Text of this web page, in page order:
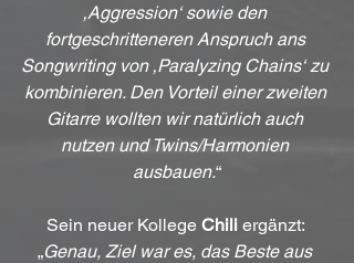
‚Aggression‘ sowie den
fortgeschritteneren Anspruch ans
Songwriting von ‚Paralyzing Chains‘ zu
kombinieren. Den Vorteil einer zweiten
Gitarre wollten wir natürlich auch
nutzen und Twins/Harmonien
ausbauen.“
Sein neuer Kollege Chili ergänzt:
„Genau, Ziel war es, das Beste aus